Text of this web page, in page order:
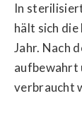
In
hält sich
Jahr. Nach
aufbewahrt
verbraucht